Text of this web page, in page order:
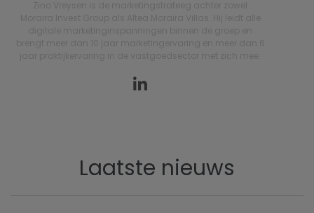
Laatste nieuws